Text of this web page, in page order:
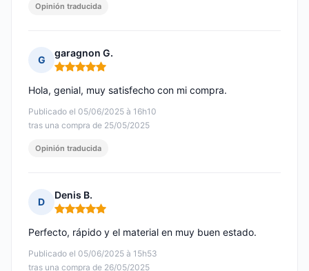
Opinión traducida
G
garagnon G.
Nota: 5 de 5
Publicado el 05/06/2025 à 16h10
tras una compra de 25/05/2025
Hola, genial, muy satisfecho con mi compra.
Opinión traducida
D
Denis B.
Nota: 5 de 5
Publicado el 05/06/2025 à 15h53
tras una compra de 26/05/2025
Perfecto, rápido y el material en muy buen estado.